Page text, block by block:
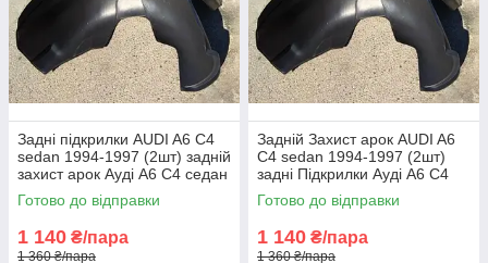
Задні підкрилки AUDI A6 C4
sedan 1994-1997 (2шт) задній
захист арок Ауді А6 С4 седан
пара задніх локерів
Готово до відправки
1 140 ₴/пара
1 360 ₴/пара
Задній Захист арок AUDI A6
C4 sedan 1994-1997 (2шт)
задні Підкрилки Ауді А6 С4
седан пара задніх локерів
Готово до відправки
1 140 ₴/пара
1 360 ₴/пара